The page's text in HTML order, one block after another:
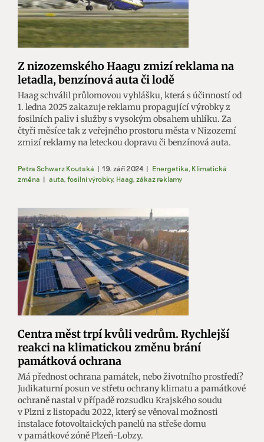
Z nizozemského Haagu zmizí reklama na
letadla, benzínová auta či lodě
Haag schválil průlomovou vyhlášku, která s účinností od
1. ledna 2025 zakazuje reklamu propagující výrobky z
fosilních paliv i služby s vysokým obsahem uhlíku. Za
čtyři měsíce tak z veřejného prostoru města v Nizozemí
zmizí reklamy na leteckou dopravu či benzínová auta.
Petra Schwarz Koutská | 19. září 2024 | Energetika, Klimatická
změna | auta, fosilní výrobky, Haag, zákaz reklamy
Centra měst trpí kvůli vedrům. Rychlejší
reakci na klimatickou změnu brání
památková ochrana
Má přednost ochrana památek, nebo životního prostředí?
Judikaturní posun ve střetu ochrany klimatu a památkové
ochraně nastal v případě rozsudku Krajského soudu
v Plzni z listopadu 2022, který se věnoval možnosti
instalace fotovoltaických panelů na střeše domu
v památkové zóně Plzeň-Lobzy.